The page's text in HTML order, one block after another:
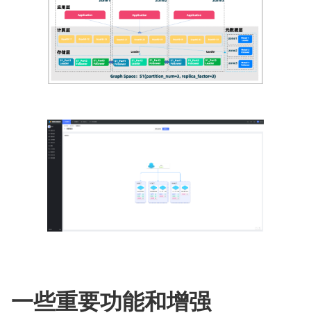
一些重要功能和增强